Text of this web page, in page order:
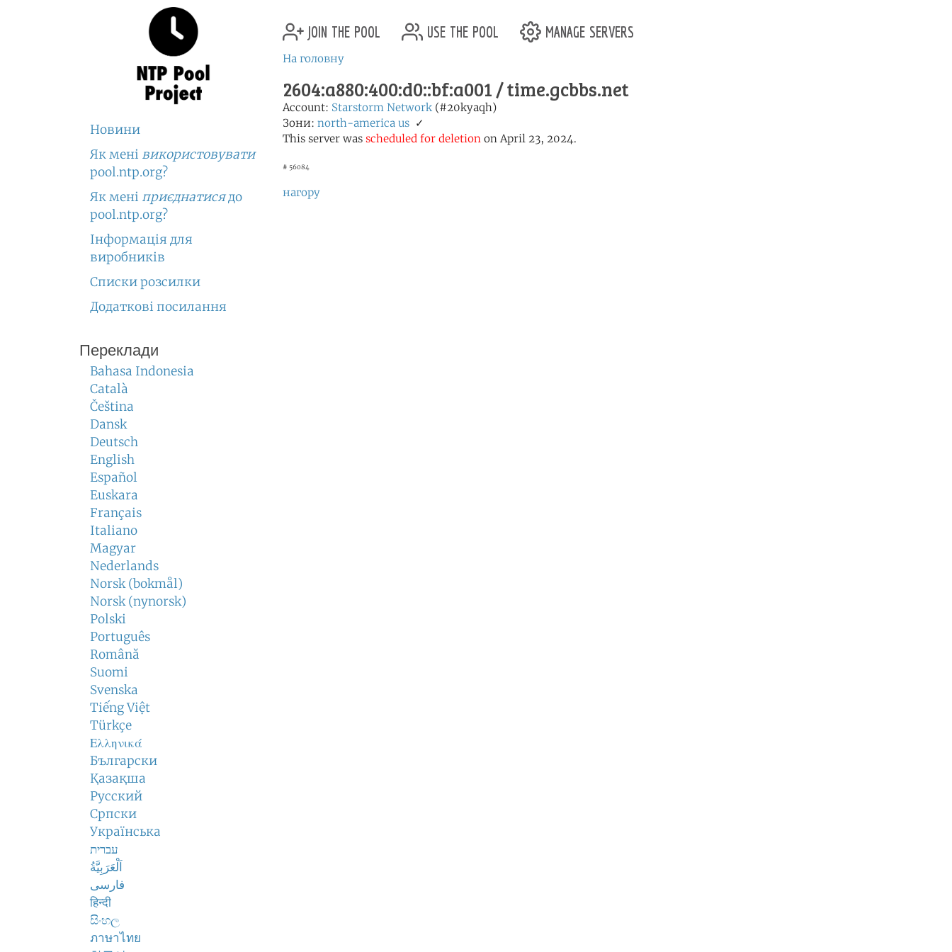
Новини
Як мені використовувати
pool.ntp.org?
Як мені приєднатисядо
pool.ntp.org?
Інформація для
виробників
Списки розсилки
Додаткові посилання
Переклади
Bahasa Indonesia
Català
Čeština
Dansk
Deutsch
English
Español
Euskara
Français
Italiano
Magyar
Nederlands
Norsk (bokmål)
Norsk (nynorsk)
Polski
Português
Română
Suomi
Svenska
Tiếng Việt
Türkçe
Ελληνικά
Български
Қазақша
Русский
Српски
Українська
עברית
اَلْعَرَبِيَّةُ
فارسی
हिन्दी
සිංහල
ภาษาไทย
join the pool use the pool manage servers
На головну
2604:a880:400:d0::bf:a001 / time.gcbbs.net
Account: Starstorm Network (#20kyaqh)
Зони: north-america us ✓
This server was scheduled for deletion on April 23, 2024.
# 56084
нагору